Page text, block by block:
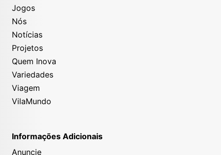
Jogos
Nós
Notícias
Projetos
Quem Inova
Variedades
Viagem
VilaMundo
Informações Adicionais
Anuncie